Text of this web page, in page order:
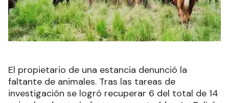
El propietario de una estancia denunció la
faltante de animales. Tras las tareas de
investigación se logró recuperar 6 del total de 14